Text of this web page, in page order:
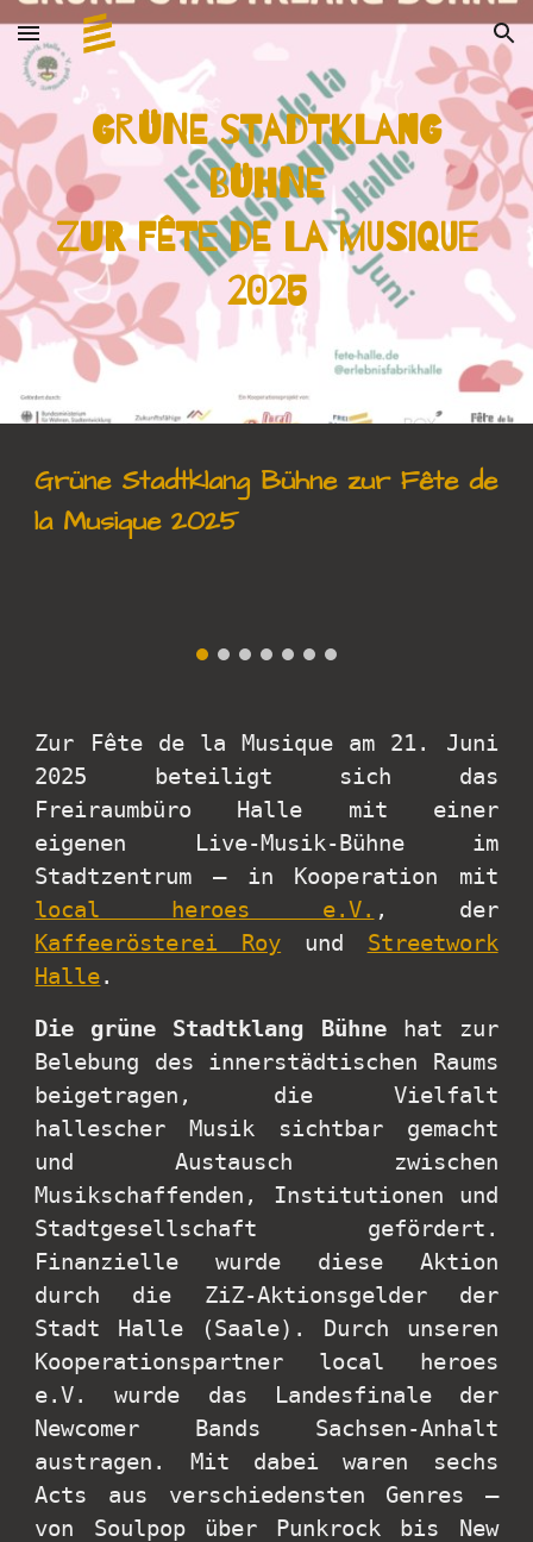
Skip to main content Skip to navigation
Grüne Stadtklang
Bühne
zur Fête de la Musique
2025
Grüne Stadtklang Bühne zur Fête de
la Musique 2025
Zur Fête de la Musique am 21. Juni
2025 beteiligt sich das
Freiraumbüro Halle mit einer
eigenen Live-Musik-Bühne im
Stadtzentrum – in Kooperation mit
local heroes e.V. , der
Kaffeerösterei Roy und Streetwork
Halle.
Die grüne Stadtklang Bühnehat zur
Belebung des innerstädtischen Raums
beigetragen, die Vielfalt
hallescher Musik sichtbar gemacht
und Austausch zwischen
Musikschaffenden, Institutionen und
Stadtgesellschaft gefördert.
Finanzielle wurde diese Aktion
durch die ZiZ-Aktionsgelder der
Stadt Halle (Saale). Durch unseren
Kooperationspartner local heroes
e.V. wurde das Landesfinale der
Newcomer Bands Sachsen-Anhalt
austragen. Mit dabei waren sechs
Acts aus verschiedensten Genres –
von Soulpop über Punkrock bis New